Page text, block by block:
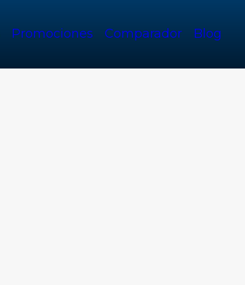
Promociones Comparador Blog